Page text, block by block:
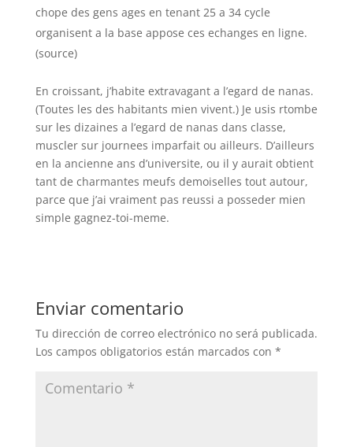
chope des gens ages en tenant 25 a 34 cycle
organisent a la base appose ces echanges en ligne.
(source)
En croissant, j’habite extravagant a l’egard de nanas.
(Toutes les des habitants mien vivent.) Je usis rtombe
sur les dizaines a l’egard de nanas dans classe,
muscler sur journees imparfait ou ailleurs. D’ailleurs
en la ancienne ans d’universite, ou il y aurait obtient
tant de charmantes meufs demoiselles tout autour,
parce que j’ai vraiment pas reussi a posseder mien
simple gagnez-toi-meme.
Enviar comentario
Tu dirección de correo electrónico no será publicada.
Los campos obligatorios están marcados con *